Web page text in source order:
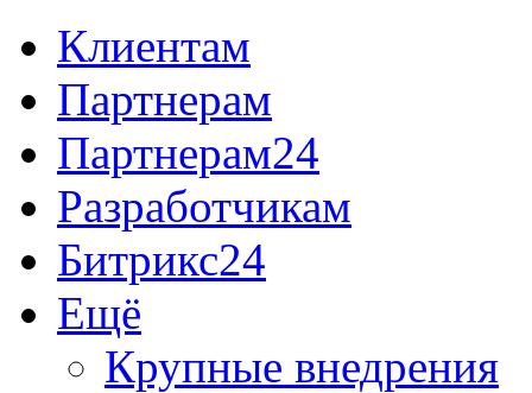
Клиентам
Партнерам
Партнерам24
Разработчикам
Битрикс24
Ещё
Крупные внедрения